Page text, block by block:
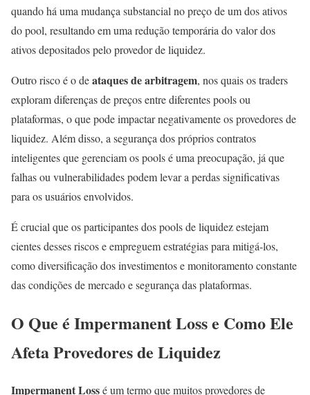
quando há uma mudança substancial no preço de um dos ativos
do pool, resultando em uma redução temporária do valor dos
ativos depositados pelo provedor de liquidez.
Outro risco é o deataques de arbitragem, nos quais os traders
exploram diferenças de preços entre diferentes pools ou
plataformas, o que pode impactar negativamente os provedores de
liquidez. Além disso, a segurança dos próprios contratos
inteligentes que gerenciam os pools é uma preocupação, já que
falhas ou vulnerabilidades podem levar a perdas significativas
para os usuários envolvidos.
É crucial que os participantes dos pools de liquidez estejam
cientes desses riscos e empreguem estratégias para mitigá-los,
como diversificação dos investimentos e monitoramento constante
das condições de mercado e segurança das plataformas.
O Que é Impermanent Loss e Como Ele
Afeta Provedores de Liquidez
Impermanent Lossé um termo que muitos provedores de